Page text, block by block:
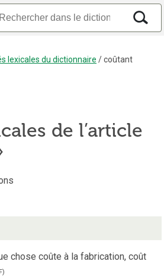
lexicales du dictionnaire /coûtant
de l’article
chose coûte à la fabrication, coût
)